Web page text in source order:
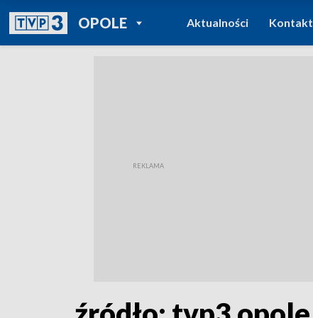
OPOLEPOWRÓT DO
TVP REGIONY
Aktualności Kontakt